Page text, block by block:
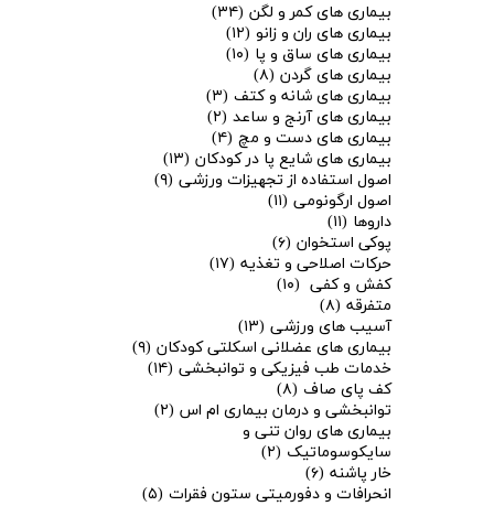
بیماری های کمر و لگن (۳۴)
بیماری های ران و زانو (۱۲)
بیماری های ساق و پا (۱۰)
بیماری های گردن (۸)
بیماری های شانه و کتف (۳)
بیماری های آرنج و ساعد (۲)
بیماری های دست و مچ (۴)
بیماری های شایع پا در کودکان (۱۳)
اصول استفاده از تجهیزات ورزشی (۹)
اصول ارگونومی (۱۱)
داروها (۱۱)
پوکی استخوان (۶)
حرکات اصلاحی و تغذیه (۱۷)
کفش و کفی (۱۰)
متفرقه (۸)
آسیب های ورزشی (۱۳)
بیماری های عضلانی اسکلتی کودکان (۹)
خدمات طب فیزیکی و توانبخشی (۱۴)
کف پای صاف (۸)
توانبخشی و درمان بیماری ام اس (۲)
بیماری های روان تنی و
سایکوسوماتیک (۲)
خار پاشنه (۶)
انحرافات و دفورمیتی ستون فقرات (۵)